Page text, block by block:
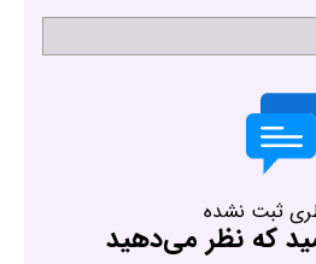
ثبت نشده
که نظر می‌دهید